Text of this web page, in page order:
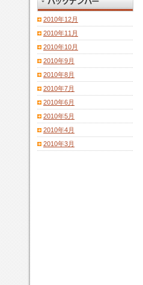
2010年12月
2010年11月
2010年10月
2010年9月
2010年8月
2010年7月
2010年6月
2010年5月
2010年4月
2010年3月